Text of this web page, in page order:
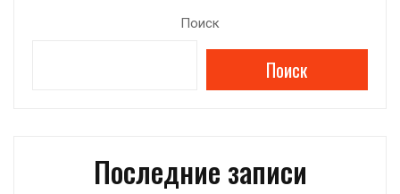
e
gr
o
kl
ni
р
ть
Поиск
Поиск
Последние записи